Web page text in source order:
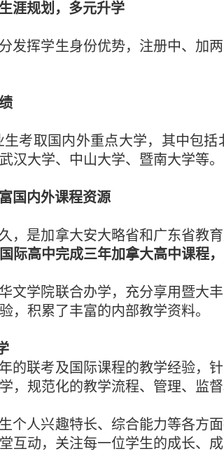
涯规划，多元升学
发挥学生身份优势，注册中、加
考取国内外重点大学，其中包括
汉大学、中山大学、 暨南大学等。
国内外课程资源
，是加拿大安大略省和广东省教
际高中完成三年加拿大高中课程
文学院联合办学，充分享用暨大
，积累了丰富的内部教学资料。
的联考及国际课程的教学经验，
，规范化的教学流程、管理、监
个人兴趣特长、综合能力等各方
互动，关注每一位学生的成长、成